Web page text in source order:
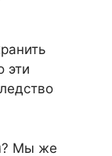
эти
Мы же